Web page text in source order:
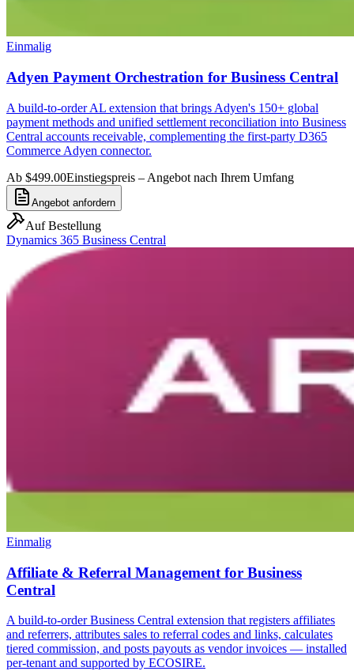
Einmalig
Adyen Payment Orchestration for Business Central
A build-to-order AL extension that brings Adyen's 150+ global
payment methods and unified settlement reconciliation into Business
Central accounts receivable, complementing the first-party D365
Commerce Adyen connector.
Ab $499.00Einstiegspreis – Angebot nach Ihrem Umfang
Angebot anfordern
Auf Bestellung
Dynamics 365 Business Central
Einmalig
Affiliate & Referral Management for Business
Central
A build-to-order Business Central extension that registers affiliates
and referrers, attributes sales to referral codes and links, calculates
tiered commission, and posts payouts as vendor invoices — installed
per-tenant and supported by ECOSIRE.